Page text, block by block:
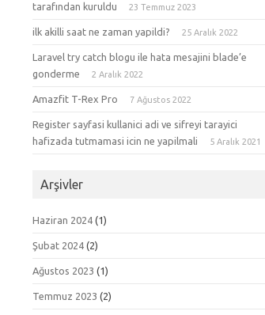
tarafından kuruldu
23 Temmuz 2023
ilk akilli saat ne zaman yapildi? 25 Aralık 2022
Laravel try catch blogu ile hata mesajini blade’e
gonderme
2 Aralık 2022
Amazfit T-Rex Pro 7 Ağustos 2022
Register sayfasi kullanici adi ve sifreyi tarayici
hafizada tutmamasi icin ne yapilmali
5 Aralık 2021
Arşivler
Haziran 2024 (1)
Şubat 2024 (2)
Ağustos 2023 (1)
Temmuz 2023 (2)